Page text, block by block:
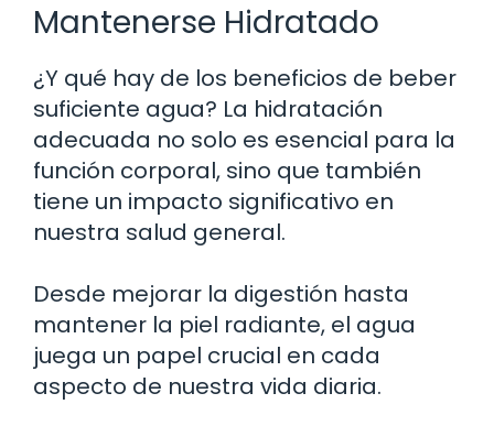
Mantenerse Hidratado
¿Y qué hay de los beneficios de beber
suficiente agua? La hidratación
adecuada no solo es esencial para la
función corporal, sino que también
tiene un impacto significativo en
nuestra salud general.
Desde mejorar la digestión hasta
mantener la piel radiante, el agua
juega un papel crucial en cada
aspecto de nuestra vida diaria.